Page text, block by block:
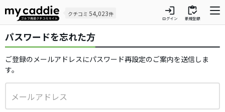
クチコミ 54,023件 login
ログイン
inventory
新規登録
パスワードを忘れた方​
ご登録のメールアドレスにパスワード再設定のご案内を送信しま
す。